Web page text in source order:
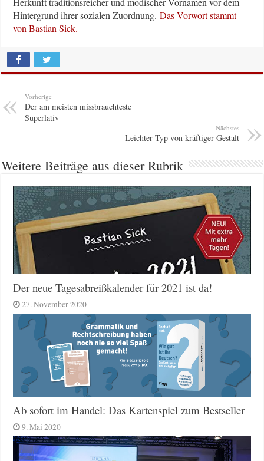
Hintergrund ihrer sozialen Zuordnung.Das Vorwort stammt
von Bastian Sick.
Vorherige
Der am meisten missbrauchteste
Superlativ
Nächstes
Leichter Typ von kräftiger Gestalt
Weitere Beiträge aus dieser Rubrik
Der neue Tagesabreißkalender für 2021 ist da!
27. November 2020
Ab sofort im Handel: Das Kartenspiel zum Bestseller
9. Mai 2020